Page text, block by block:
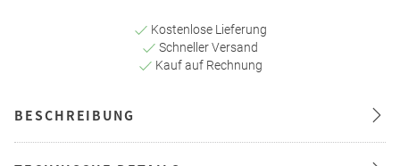
Kostenlose Lieferung
Schneller Versand
Kauf auf Rechnung
BESCHREIBUNG